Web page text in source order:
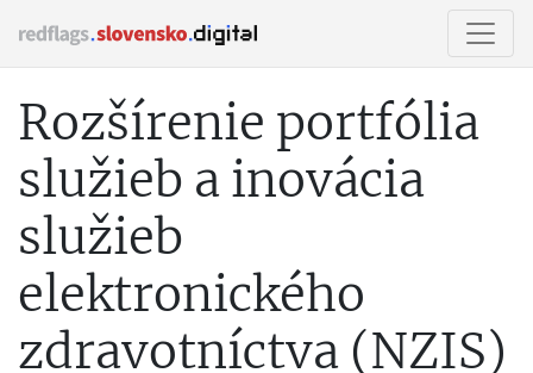
Rozšírenie portfólia
služieb a inovácia
služieb
elektronického
zdravotníctva (NZIS)